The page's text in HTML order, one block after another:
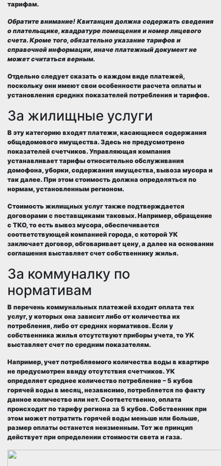
тарифам.
Обратите внимание! Квитанция должна содержать сведения
о плательщике, квадратуре помещения и номер лицевого
счета. Кроме того, обязательно указание тарифов и
справочной информации, иначе платежный документ не
может считаться верным.
Отдельно следует сказать о каждом виде платежей,
поскольку они имеют свои особенности расчета оплаты и
установления средних показателей потребления и тарифов.
За жилищные услуги
В эту категорию входят платежи, касающиеся содержания
общедомового имущества. Здесь не предусмотрено
показателей счетчиков. Управляющая компания
устанавливает тарифы относительно обслуживания
домофона, уборки, содержания имущества, вывоза мусора и
так далее. При этом стоимость должна определяться по
нормам, установленным регионом.
Стоимость жилищных услуг также подтверждается
договорами с поставщиками таковых. Например, обращение
с ТКО, то есть вывоз мусора, обеспечивается
соответствующей компанией города, с которой УК
заключает договор, обговаривает цену, а далее на основании
соглашения выставляет счет собственнику жилья.
За коммуналку по
нормативам
В перечень коммунальных платежей входит оплата тех
услуг, у которых она зависит либо от количества их
потребления, либо от средних нормативов. Если у
собственника жилья отсутствуют приборы учета, то УК
выставляет счет по средним показателям.
Например, учет потребляемого количества воды в квартире
не предусмотрен ввиду отсутствия счетчиков. УК
определяет среднее количество потребление – 5 кубов
горячей воды в месяц, независимо, потребляется по факту
данное количество или нет. Соответственно, оплата
происходит по тарифу региона за 5 кубов. Собственник при
этом может потратить горячей воды меньше или больше,
размер оплаты останется неизменным. Тот же принцип
действует при определении стоимости света и газа.